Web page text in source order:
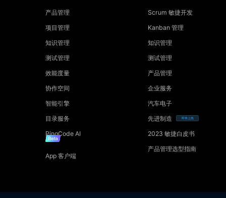
产品管理
项目管理
知识管理
测试管理
效能度量
协作空间
智能引擎
目录服务
PingCode AI
App 客户端
Scrum 敏捷开发
Kanban 管理
知识管理
测试管理
产品管理
企业服务
汽车电子
先进制造
即将上线
2023 敏捷白皮书
产品管理选型指南